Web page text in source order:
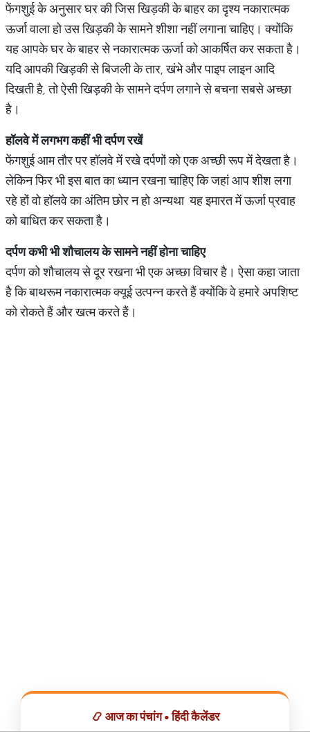
फेंगशुई के अनुसार घर की जिस खिड़की के बाहर का दृश्य नकारात्मक
ऊर्जा वाला हो उस खिड़की के सामने शीशा नहीं लगाना चाहिए। क्योंकि
यह आपके घर के बाहर से नकारात्मक ऊर्जा को आकर्षित कर सकता है।
यदि आपकी खिड़की से बिजली के तार, खंभे और पाइप लाइन आदि
दिखती है, तो ऐसी खिड़की के सामने दर्पण लगाने से बचना सबसे अच्छा
है।
हॉलवेमेंलगभगकहींभीदर्पणरखें
फेंगशुई आम तौर पर हॉलवे में रखे दर्पणों को एक अच्छी रूप में देखता है।
लेकिन फिर भी इस बात का ध्यान रखना चाहिए कि जहां आप शीश लगा
रहे हों वो हॉलवे का अंतिम छोर न हो अन्यथा यह इमारत में ऊर्जा प्रवाह
को बाधित कर सकता है।
दर्पणकभीभीशौचालयकेसामनेनहींहोनाचाहिए
दर्पण को शौचालय से दूर रखना भी एक अच्छा विचार है। ऐसा कहा जाता
है कि बाथरूम नकारात्मक क्यूई उत्पन्न करते हैं क्योंकि वे हमारे अपशिष्ट
को रोकते हैं और खत्म करते हैं।
📿 आज का पंचांग • हिंदी कैलेंडर